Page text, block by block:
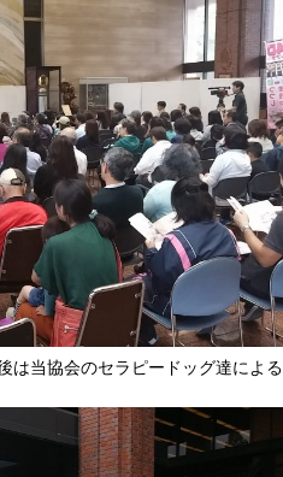
は当協会のセラピードッグ達による